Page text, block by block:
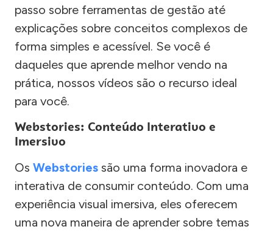
passo sobre ferramentas de gestão até
explicações sobre conceitos complexos de
forma simples e acessível. Se você é
daqueles que aprende melhor vendo na
prática, nossos vídeos são o recurso ideal
para você.
Webstories: Conteúdo Interativo e
Imersivo
Os Webstories são uma forma inovadora e
interativa de consumir conteúdo. Com uma
experiência visual imersiva, eles oferecem
uma nova maneira de aprender sobre temas